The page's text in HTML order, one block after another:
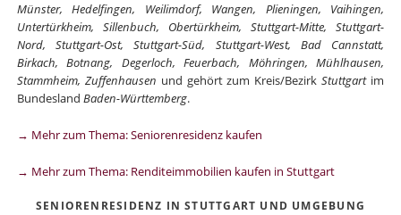
Münster, Hedelfingen, Weilimdorf, Wangen, Plieningen, Vaihingen,
Untertürkheim, Sillenbuch, Obertürkheim, Stuttgart-Mitte, Stuttgart-
Nord, Stuttgart-Ost, Stuttgart-Süd, Stuttgart-West, Bad Cannstatt,
Birkach, Botnang, Degerloch, Feuerbach, Möhringen, Mühlhausen,
Stammheim, Zuffenhausen und gehört zum Kreis/BezirkStuttgartim
Bundesland Baden-Württemberg.
→ Mehr zum Thema: Seniorenresidenz kaufen
→ Mehr zum Thema: Renditeimmobilien kaufen in Stuttgart
SENIORENRESIDENZ IN STUTTGART UND UMGEBUNG